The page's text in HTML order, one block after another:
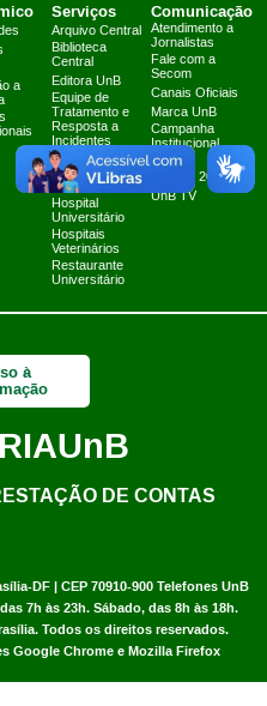
a
Serviços
Arquivo Central
Biblioteca
Central
Editora UnB
Equipe de
Tratamento e
Resposta a
Incidentes
Cibernéticos
Fazenda Água
Limpa
Hospital
Universitário
Hospitais
Veterinários
Restaurante
Universitário
Comunicação
Atendimento a
Jornalistas
Fale com a
Secom
Canais Oficiais
Marca UnB
Campanha
Institucional
2025
Planner 2024
UnB TV
DF | CEP 70910-900 Telefones UnB
7h às 23h. Sábado, das 8h às 18h.
. Todos os direitos reservados.
Google Chrome e Mozilla Firefox
à
UnB
DE CONTAS